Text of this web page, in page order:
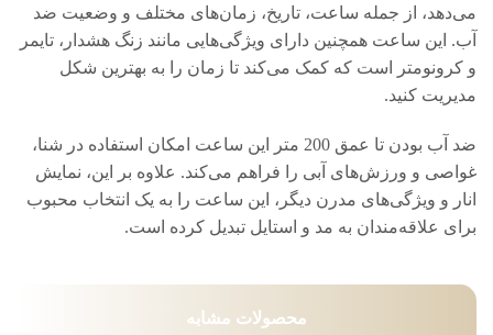
می‌دهد، از جمله ساعت، تاریخ، زمان‌های مختلف و وضعیت ضد
آب. این ساعت همچنین دارای ویژگی‌هایی مانند زنگ هشدار، تایمر
و کرونومتر است که کمک می‌کند تا زمان را به بهترین شکل
مدیریت کنید.
ضد آب بودن تا عمق 200 متر این ساعت امکان استفاده در شنا،
غواصی و ورزش‌های آبی را فراهم می‌کند. علاوه بر این، نمایش
انار و ویژگی‌های مدرن دیگر، این ساعت را به یک انتخاب محبوب
برای علاقه‌مندان به مد و استایل تبدیل کرده است.
محصولات مشابه